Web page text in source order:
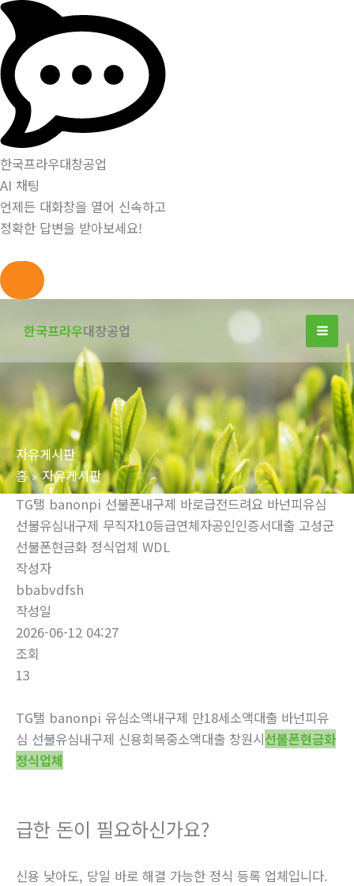
한국프라우대창공업
AI 채팅
언제든 대화창을 열어 신속하고
정확한 답변을 받아보세요!
너
뛰
기
한국프라우대창공업
자유게시판
홈
자유게시판
TG탤 banonpi 선불폰내구제 바로급전드려요 바넌피유심
선불유심내구제 무직자10등급연체자공인인증서대출 고성군
선불폰현금화 정식업체 WDL
작성자
bbabvdfsh
작성일
2026-06-12 04:27
조회
13
TG탤 banonpi 유심소액내구제 만18세소액대출 바넌피유
심 선불유심내구제 신용회복중소액대출 창원시선불폰현금화
정식업체
급한 돈이 필요하신가요?
신용 낮아도, 당일 바로 해결 가능한 정식 등록 업체입니다.